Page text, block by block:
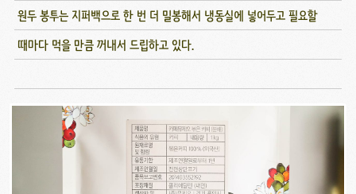
원두 봉투는 지퍼백으로 한 번 더 밀봉해서 냉동실에 넣어두고 필요할
때마다 먹을 만큼 꺼내서 드립하고 있다.